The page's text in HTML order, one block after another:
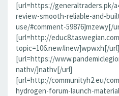
[url=https://generaltraders.pk/
review-smooth-reliable-and-
use/#comment-59876]mzewy[/
[url=http://
topic=106.new#new]wpwxh[/url]
[url=https://
nathv/]nathv[/url]
[url=http://communityh2.eu/
hydrogen-forum-launch-